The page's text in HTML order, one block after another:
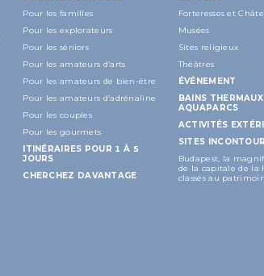
Pour les familles
Pour les explorateurs
Pour les séniors
Pour les amateurs d’arts
Pour les amateurs de bien-être
Pour les amateurs d’adrénaline
Pour les couples
Pour les gourmets
ITINÉRAIRES POUR 1 À 5
JOURS
CHERCHEZ DAVANTAGE
Forteresses et
Musées
Sites religieux
Théâtres
ÉVÉNEMENT
BAINS
AQUAPARCS
ACTIVITÉS
SITES
Budapest, la
de la capitale de la
classés au